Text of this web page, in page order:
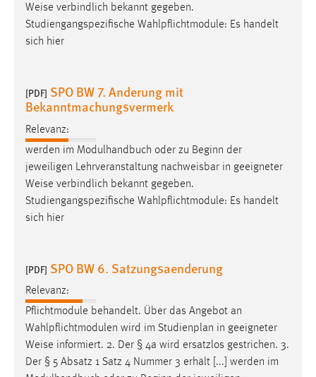
Weise verbindlich bekannt gegeben.
Studiengangspezifische Wahlpflichtmodule: Es handelt
sich hier
[PDF] SPO BW 7. Anderung mit
Bekanntmachungsvermerk
Relevanz:
werden im Modulhandbuch oder zu Beginn der
jeweiligen Lehrveranstaltung nachweisbar in geeigneter
Weise verbindlich bekannt gegeben.
Studiengangspezifische Wahlpflichtmodule: Es handelt
sich hier
[PDF] SPO BW 6. Satzungsaenderung
Relevanz:
Pflichtmodule behandelt. Über das Angebot an
Wahlpflichtmodulen wird im Studienplan in geeigneter
Weise informiert. 2. Der § 4a wird ersatzlos gestrichen. 3.
Der § 5 Absatz 1 Satz 4 Nummer 3 erhält [...] werden im